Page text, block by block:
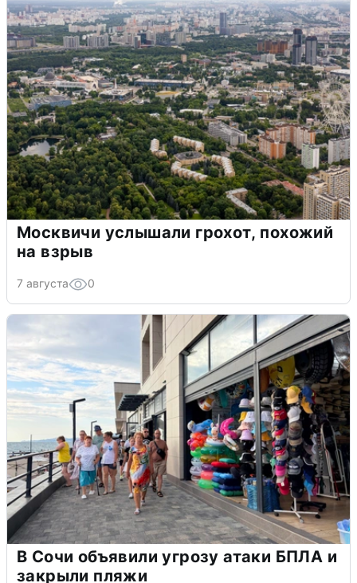
Москвичи услышали грохот, похожий
на взрыв
7 августа 0
В Сочи объявили угрозу атаки БПЛА и
закрыли пляжи